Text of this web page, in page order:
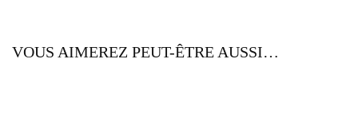
VOUS AIMEREZ PEUT-ÊTRE AUSSI…